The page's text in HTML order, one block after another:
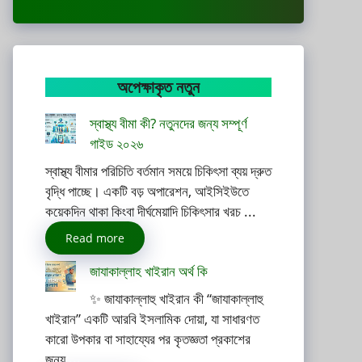
অপেক্ষাকৃত নতুন
স্বাস্থ্য বীমা কী? নতুনদের জন্য সম্পূর্ণ
গাইড ২০২৬
স্বাস্থ্য বীমার পরিচিতি বর্তমান সময়ে চিকিৎসা ব্যয় দ্রুত
বৃদ্ধি পাচ্ছে। একটি বড় অপারেশন, আইসিইউতে
কয়েকদিন থাকা কিংবা দীর্ঘমেয়াদি চিকিৎসার খরচ ...
Read more
জাযাকাল্লাহ খাইরান অর্থ কি
✨ জাযাকাল্লাহু খাইরান কী “জাযাকাল্লাহু
খাইরান” একটি আরবি ইসলামিক দোয়া, যা সাধারণত
কারো উপকার বা সাহায্যের পর কৃতজ্ঞতা প্রকাশের